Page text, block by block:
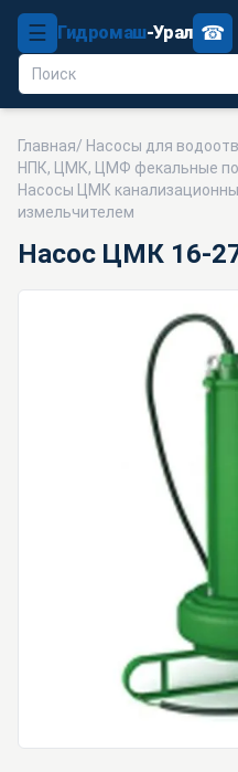
☰ Гидромаш-Урал ☎
Главная/ Насосы для
НПК, ЦМК, ЦМФ фекальные
Насосы ЦМК
измельчителем
Насос ЦМК 16-